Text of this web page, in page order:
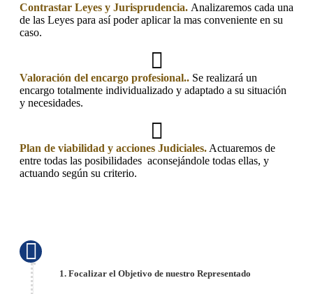
Contrastar Leyes y Jurisprudencia. Analizaremos cada una
de las Leyes para así poder aplicar la mas conveniente en su
caso.
Valoración del encargo profesional.. Se realizará un
encargo totalmente individualizado y adaptado a su situación
y necesidades.
Plan de viabilidad y acciones Judiciales. Actuaremos de
entre todas las posibilidades aconsejándole todas ellas, y
actuando según su criterio.
1. Focalizar el Objetivo de nuestro Representado